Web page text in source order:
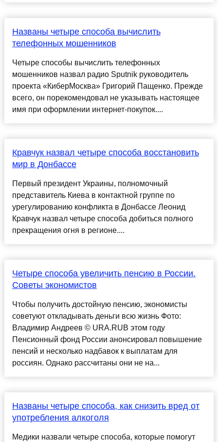
Названы четыре способа вычислить
телефонных мошенников
Четыре способы вычислить телефонных
мошенников назвал радио Sputnik руководитель
проекта «КиберМосква» Григорий Пащенко. Прежде
всего, он порекомендовал не указывать настоящее
имя при оформлении интернет-покупок....
Кравчук назвал четыре способа восстановить
мир в Донбассе
Первый президент Украины, полномочный
представитель Киева в контактной группе по
урегулированию конфликта в Донбассе Леонид
Кравчук назвал четыре способа добиться полного
прекращения огня в регионе....
Четыре способа увеличить пенсию в России.
Советы экономистов
Чтобы получить достойную пенсию, экономисты
советуют откладывать деньги всю жизнь Фото:
Владимир Андреев © URA.RUВ этом году
Пенсионный фонд России анонсировал повышение
пенсий и несколько надбавок к выплатам для
россиян. Однако рассчитаны они не на...
Названы четыре способа, как снизить вред от
употребления алкоголя
Медики назвали четыре способа, которые помогут